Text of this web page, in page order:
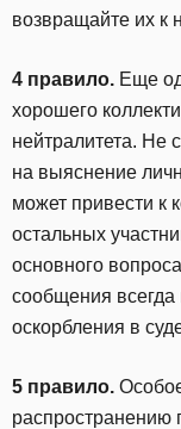
возвращайте их к
4 правило. Еще
хорошего
нейтралитета. Не
на выяснение
может привести к
остальных
основного
сообщения всегда
оскорбления в
5 правило.
распространению